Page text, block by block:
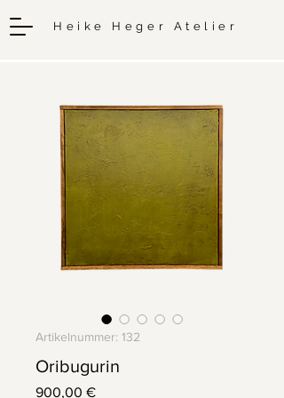
Heike Heger Atelier
Artikelnummer: 132
Oribugurin
900,00 €Preis